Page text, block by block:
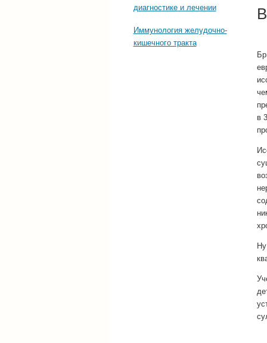
диагностике и лечении
Иммунология желудочно-
кишечного тракта
в